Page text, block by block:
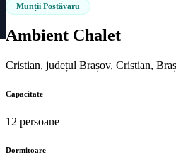
Munții Postăvaru
Ambient Chalet
Cristian, județul Brașov, Cristian,
Capacitate
12 persoane
Dormitoare